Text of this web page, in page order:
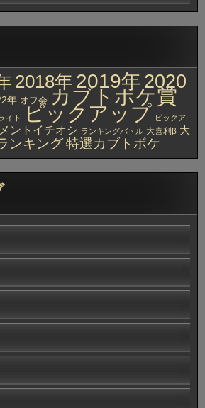
2018年 2019年2020
年 オフ会 カブトボケ賞
イト ピックアップ ピックア
ントイチオシ ランキングバトル 大喜利β 大
ンキング特選カブトボケ